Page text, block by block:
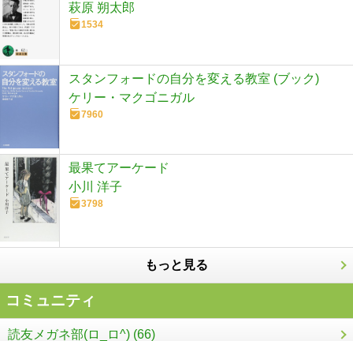
萩原 朔太郎
1534
スタンフォードの自分を変える教室 (ブック)
ケリー・マクゴニガル
7960
最果てアーケード
小川 洋子
3798
もっと見る
コミュニティ
読友メガネ部(ロ_ロ^) (66)